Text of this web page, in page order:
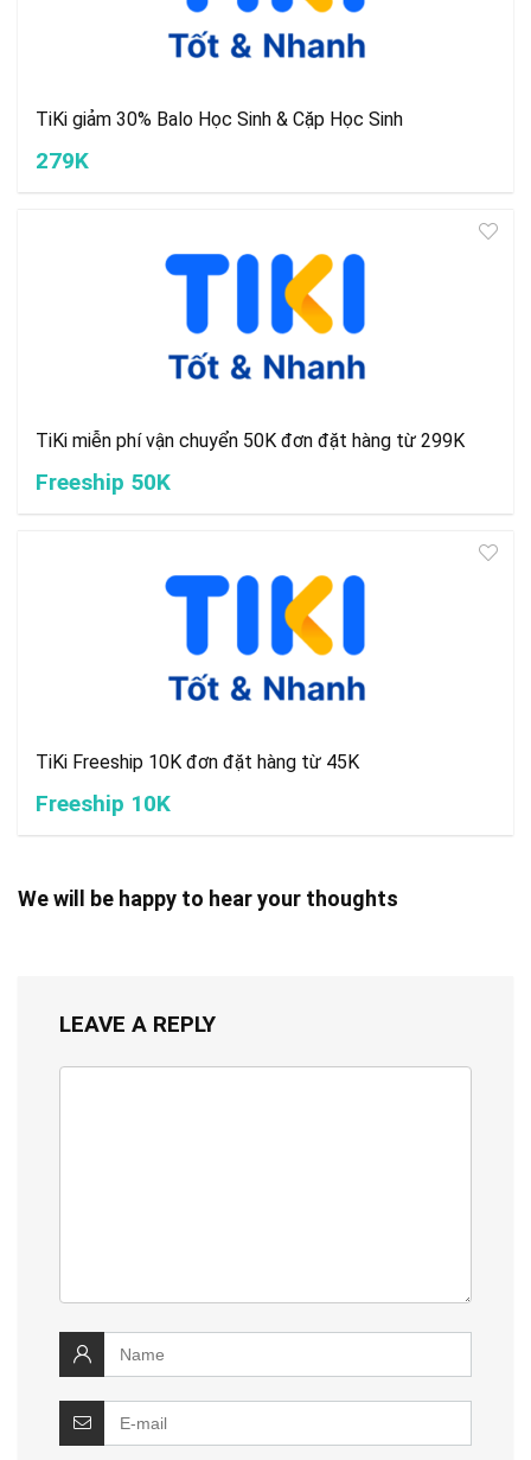
TiKi giảm 30% Balo Học Sinh & Cặp Học Sinh
279K
TiKi miễn phí vận chuyển 50K đơn đặt hàng từ 299K
Freeship 50K
TiKi Freeship 10K đơn đặt hàng từ 45K
Freeship 10K
We will be happy to hear your thoughts
LEAVE A REPLY